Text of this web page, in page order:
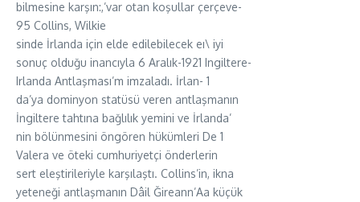
bilmesine karşın:,’var otan koşullar çerçeve-
95 Collins, Wilkie
sinde İrlanda için elde edilebilecek eı\ iyi
sonuç olduğu inancıyla 6 Aralık-1921 Ingiltere-
Irlanda Antlaşması’m imzaladı. İrlan- 1
da’ya dominyon statüsü veren antlaşmanın
İngiltere tahtına bağlılık yemini ve İrlanda’
nin bölünmesini öngören hükümleri De 1
Valera ve öteki cumhuriyetçi önderlerin
sert eleştirileriyle karşılaştı. Collins’in, ikna
yeteneği antlaşmanın Dâil Ğireann’Aa küçük